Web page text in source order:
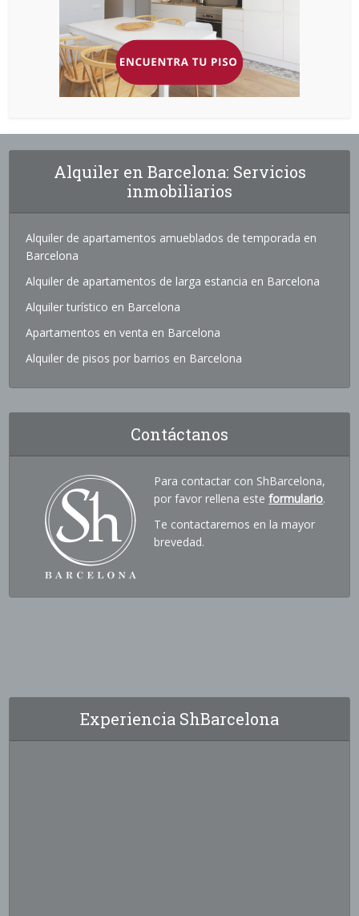
Alquiler en Barcelona: Servicios
inmobiliarios
Alquiler de apartamentos amueblados de temporada en
Barcelona
Alquiler de apartamentos de larga estancia en Barcelona
Alquiler turístico en Barcelona
Apartamentos en venta en Barcelona
Alquiler de pisos por barrios en Barcelona
Contáctanos
Para contactar con ShBarcelona,
por favor rellena esteformulario.
Te contactaremos en la mayor
brevedad.
Experiencia ShBarcelona